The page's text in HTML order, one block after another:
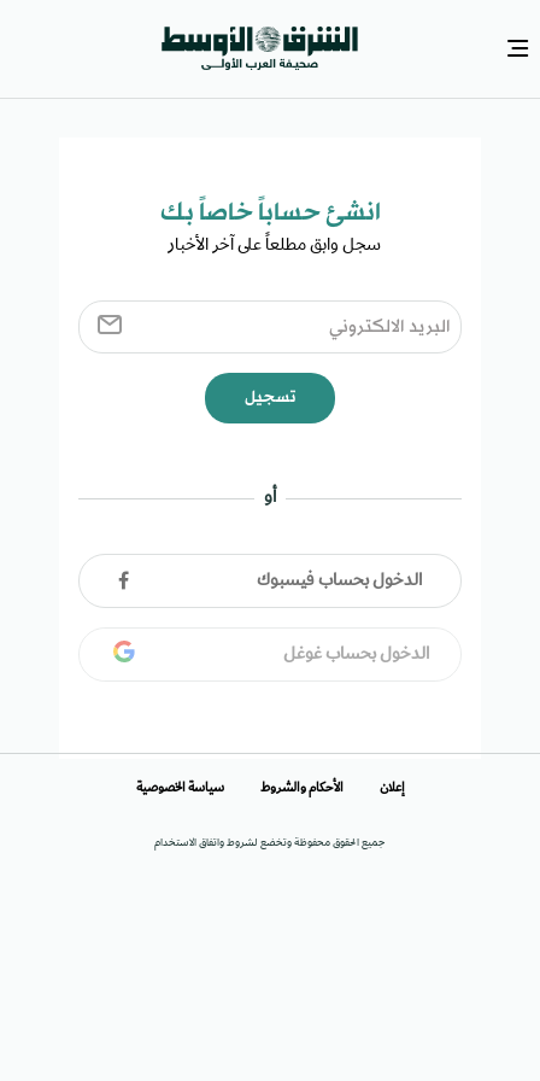
انشئ حساباً خاصاً بك​
سجل وابق مطلعاً على آخر الأخبار ​
تسجيل
أو
الدخول بحساب فيسبوك
الدخول بحساب غوغل
جميع الحقوق محفوظة وتخضع لشروط واتفاق الاستخدام
إعلان الأحكام والشروط سياسة الخصوصية